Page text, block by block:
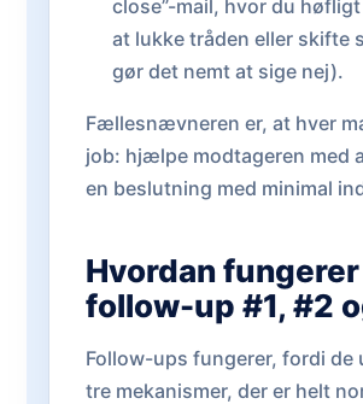
close”-mail, hvor du
at lukke tråden eller skifte
gør det nemt at sige nej).
Fællesnævneren er, at hver
job: hjælpe modtageren med
en beslutning med minimal
Hvordan fungerer
follow-up #1, #2
Follow-ups fungerer, fordi de
tre mekanismer, der er helt